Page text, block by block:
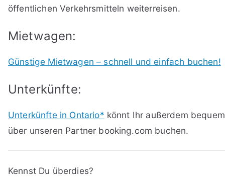
öffentlichen Verkehrsmitteln weiterreisen.
Mietwagen:
Günstige Mietwagen – schnell und einfach buchen!
Unterkünfte:
Unterkünfte in Ontario* könnt Ihr außerdem bequem
über unseren Partner booking.com buchen.
Kennst Du überdies?